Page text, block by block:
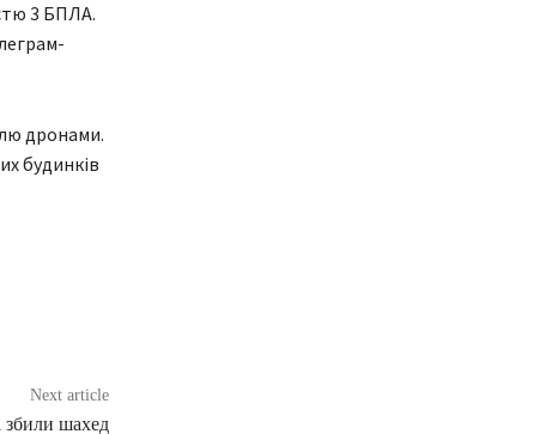
3 БПЛА.
дронами.
будинків
Next article
шахед